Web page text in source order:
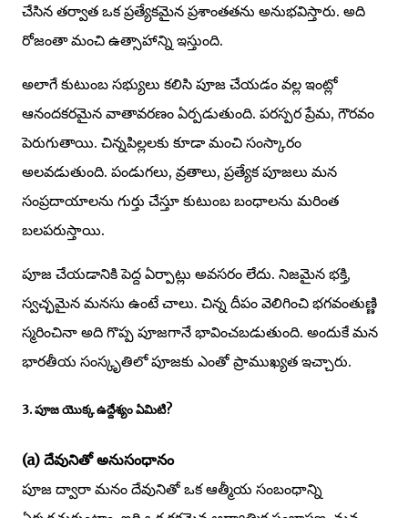
చేసిన తర్వాత ఒక ప్రత్యేకమైన ప్రశాంతతను అనుభవిస్తారు. అది
రోజంతా మంచి ఉత్సాహాన్ని ఇస్తుంది.
అలాగే కుటుంబ సభ్యులు కలిసి పూజ చేయడం వల్ల ఇంట్లో
ఆనందకరమైన వాతావరణం ఏర్పడుతుంది. పరస్పర ప్రేమ, గౌరవం
పెరుగుతాయి. చిన్నపిల్లలకు కూడా మంచి సంస్కారం
అలవడుతుంది. పండుగలు, వ్రతాలు, ప్రత్యేక పూజలు మన
సంప్రదాయాలను గుర్తు చేస్తూ కుటుంబ బంధాలను మరింత
బలపరుస్తాయి.
పూజ చేయడానికి పెద్ద ఏర్పాట్లు అవసరం లేదు. నిజమైన భక్తి,
స్వచ్ఛమైన మనసు ఉంటే చాలు. చిన్న దీపం వెలిగించి భగవంతుణ్ణి
స్మరించినా అది గొప్ప పూజగానే భావించబడుతుంది. అందుకే మన
భారతీయ సంస్కృతిలో పూజకు ఎంతో ప్రాముఖ్యత ఇచ్చారు.
3. పూజ యొక్క ఉద్దేశ్యం ఏమిటి?
(a) దేవునితో అనుసంధానం
పూజ ద్వారా మనం దేవునితో ఒక ఆత్మీయ సంబంధాన్ని